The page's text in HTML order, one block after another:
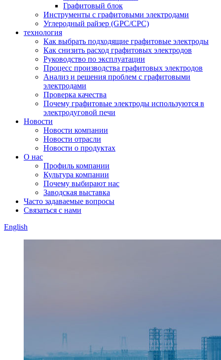
Графитовый блок
Инструменты с графитовыми электродами
Углеродный райзер (GPC/CPC)
технология
Как выбрать подходящие графитовые электроды
Как снизить расход графитовых электродов
Руководство по эксплуатации
Процесс производства графитовых электродов
Анализ и решения проблем с графитовыми
электродами
Проверка качества
Почему графитовые электроды используются в
электродуговой печи
Новости
Новости компании
Новости отрасли
Новости о продуктах
О нас
Профиль компании
Культура компании
Почему выбирают нас
Заводская выставка
Часто задаваемые вопросы
Связаться с нами
English